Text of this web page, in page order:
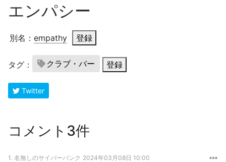
エンパシー
別名： empathy 登録
タグ： クラブ・バー 登録
Twitter
コメント3件
1. 名無しのサイバーパンク 2024年03月08日 10:00